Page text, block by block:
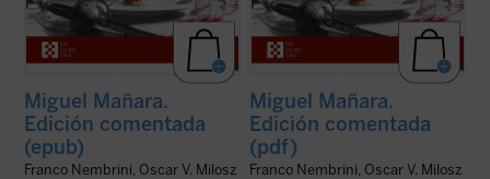
Miguel Mañara.
Edición comentada
(epub)
Franco Nembrini, Oscar V. Milosz
Miguel Mañara.
Edición comentada
(pdf)
Franco Nembrini, Oscar V. Milosz